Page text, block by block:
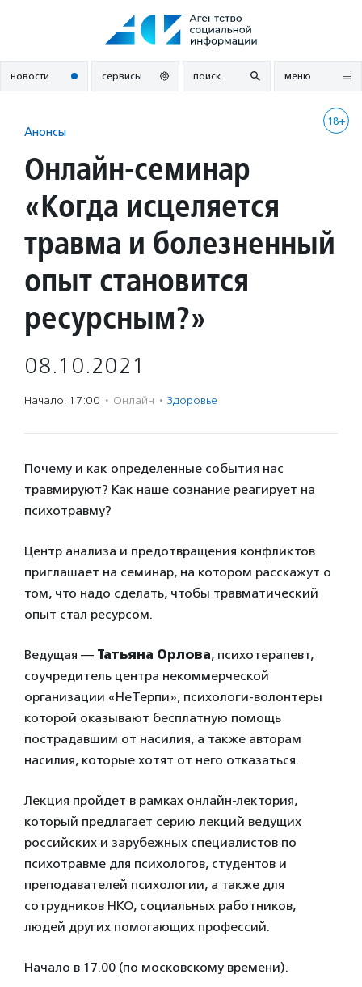
новости сервисы поиск меню
18+
Анонсы
Онлайн-семинар
«Когда исцеляется
травма и болезненный
опыт становится
ресурсным?»
08.10.2021
Начало: 17:00 · Онлайн · Здоровье
Почему и как определенные события нас
травмируют? Как наше сознание реагирует на
психотравму?
Центр анализа и предотвращения конфликтов
приглашает на семинар, на котором расскажут о
том, что надо сделать, чтобы травматический
опыт стал ресурсом.
Ведущая — Татьяна Орлова, психотерапевт,
соучредитель центра некоммерческой
организации «НеТерпи», психологи-волонтеры
которой оказывают бесплатную помощь
пострадавшим от насилия, а также авторам
насилия, которые хотят от него отказаться.
Лекция пройдет в рамках онлайн-лектория,
который предлагает серию лекций ведущих
российских и зарубежных специалистов по
психотравме для психологов, студентов и
преподавателей психологии, а также для
сотрудников НКО, социальных работников,
людей других помогающих профессий.
Начало в 17.00 (по московскому времени).